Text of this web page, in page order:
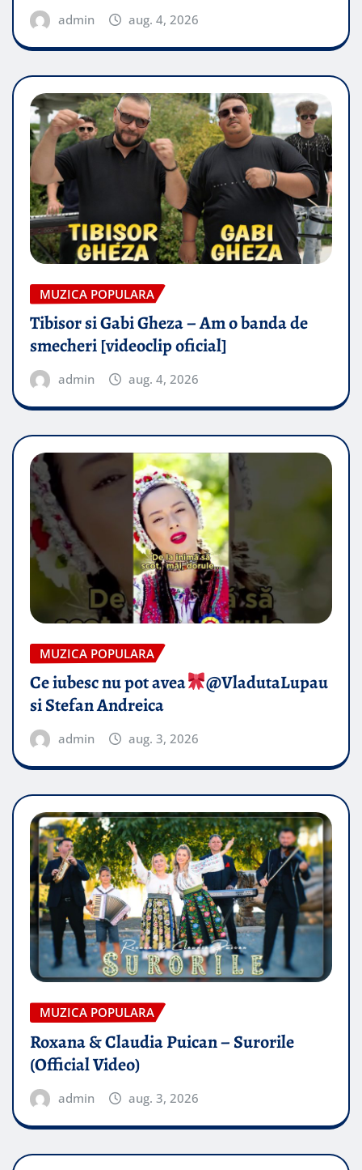
admin aug. 4, 2026
MUZICA POPULARA
Tibisor si Gabi Gheza – Am o banda de
smecheri [videoclip oficial]
admin aug. 4, 2026
MUZICA POPULARA
Ce iubesc nu pot avea
​@VladutaLupau
si Stefan Andreica
admin aug. 3, 2026
MUZICA POPULARA
Roxana & Claudia Puican – Surorile
(Official Video)
admin aug. 3, 2026